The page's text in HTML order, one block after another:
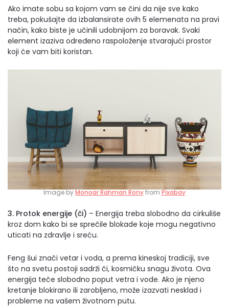
Ako imate sobu sa kojom vam se čini da nije sve kako
treba, pokušajte da izbalansirate ovih 5 elemenata na pravi
način, kako biste je učinili udobnijom za boravak. Svaki
element izaziva određeno raspoloženje stvarajući prostor
koji će vam biti koristan.
Image byMonoar Rahman RonyfromPixabay
3. Protok energije (či) – Energija treba slobodno da cirkuliše
kroz dom kako bi se sprečile blokade koje mogu negativno
uticati na zdravlje i sreću.
Feng šui znači vetar i voda, a prema kineskoj tradiciji, sve
što na svetu postoji sadrži či, kosmičku snagu života. Ova
energija teče slobodno poput vetra i vode. Ako je njeno
kretanje blokirano ili zarobljeno, može izazvati nesklad i
probleme na vašem životnom putu.